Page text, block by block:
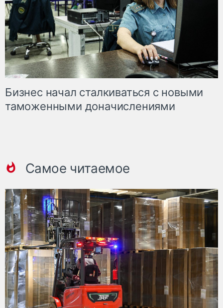
Бизнес начал сталкиваться с новыми
таможенными доначислениями
Самое читаемое